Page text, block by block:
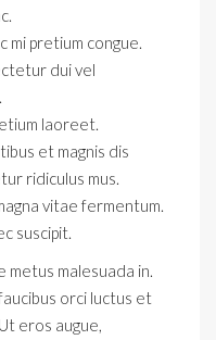
mi pretium congue.
dui vel
laoreet.
et magnis dis
ridiculus mus.
vitae fermentum.
suscipit.
metus malesuada in.
orci luctus et
eros augue,